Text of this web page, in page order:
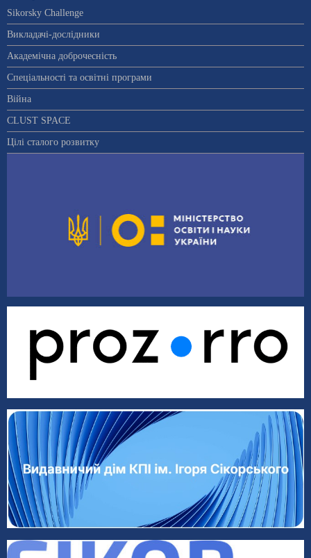
Sikorsky Challenge
Викладачі-дослідники
Академічна доброчесність
Спеціальності та освітні програми
Війна
CLUST SPACE
Цілі сталого розвитку